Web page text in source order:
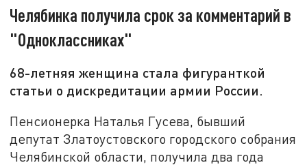
Челябинка получила срок за комментарий в
"Одноклассниках"
68-летняя женщина стала фигуранткой
статьи о дискредитации армии России.
Пенсионерка Наталья Гусева, бывший
депутат Златоустовского городского собрания
Челябинской области, получила два года